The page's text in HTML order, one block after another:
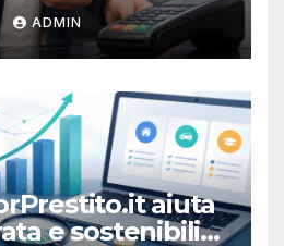
ADMIN
aiuta
e sostenibilità